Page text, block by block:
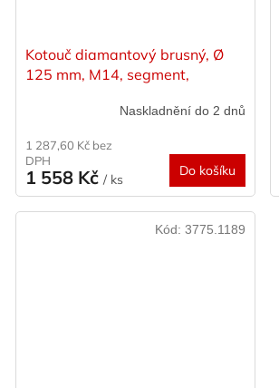
Kotouč diamantový brusný, Ø
125 mm, M14, segment,
Naskladnění do 2 dnů
1 287,60 Kč bez
DPH
1 558 Kč/ ks
Do košíku
Kód: 3775.1189